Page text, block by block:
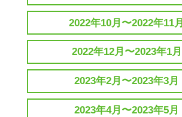
2022年10月〜2022年11月
2022年12月〜2023年1月
2023年2月〜2023年3月
2023年4月〜2023年5月